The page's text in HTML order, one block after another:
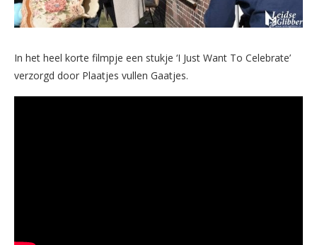
In het heel korte filmpje een stukje ‘I Just Want To Celebrate’
verzorgd door Plaatjes vullen Gaatjes.